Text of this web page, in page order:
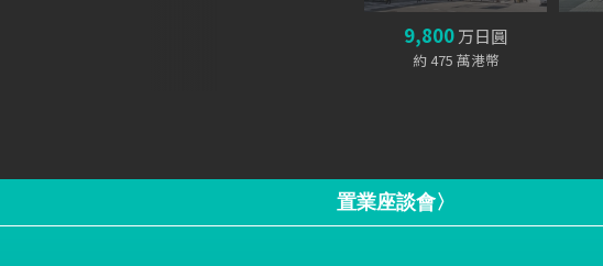
9,800万日圓
約 475 萬港幣
置業座談會〉